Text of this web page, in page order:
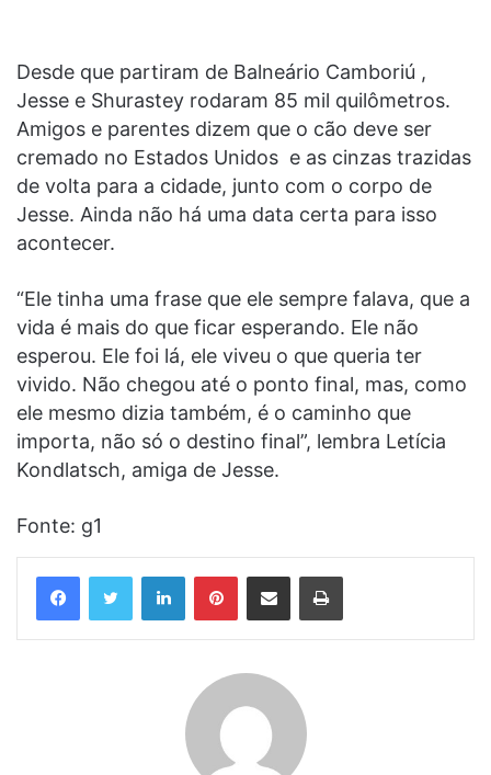
Desde que partiram de Balneário Camboriú ,
Jesse e Shurastey rodaram 85 mil quilômetros.
Amigos e parentes dizem que o cão deve ser
cremado no Estados Unidos e as cinzas trazidas
de volta para a cidade, junto com o corpo de
Jesse. Ainda não há uma data certa para isso
acontecer.
“Ele tinha uma frase que ele sempre falava, que a
vida é mais do que ficar esperando. Ele não
esperou. Ele foi lá, ele viveu o que queria ter
vivido. Não chegou até o ponto final, mas, como
ele mesmo dizia também, é o caminho que
importa, não só o destino final”, lembra Letícia
Kondlatsch, amiga de Jesse.
Fonte: g1
LinkedinPinterestCompartilhar via e-mail Imprimir